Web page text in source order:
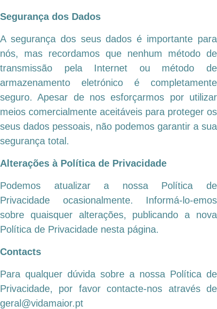
Segurança dos Dados
A segurança dos seus dados é importante para
nós, mas recordamos que nenhum método de
transmissão pela Internet ou método de
armazenamento eletrónico é completamente
seguro. Apesar de nos esforçarmos por utilizar
meios comercialmente aceitáveis para proteger os
seus dados pessoais, não podemos garantir a sua
segurança total.
Alterações à Política de Privacidade
Podemos atualizar a nossa Política de
Privacidade ocasionalmente. Informá-lo-emos
sobre quaisquer alterações, publicando a nova
Política de Privacidade nesta página.
Contacts
Para qualquer dúvida sobre a nossa Política de
Privacidade, por favor contacte-nos através de
geral@vidamaior.pt